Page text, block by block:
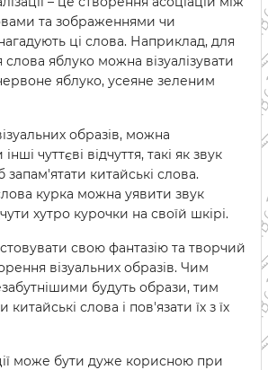
та зображеннями чи
ці слова. Наприклад, для
яблуко можна візуалізувати
яблуко, усеяне зеленим
образів, можна
чуттєві відчуття, такі як звук
китайські слова.
курка можна уявити звук
хутро курочки на своїй шкірі.
свою фантазію та творчий
візуальних образів. Чим
будуть образи, тим
слова і пов'язати їх з їх
може бути дуже корисною при